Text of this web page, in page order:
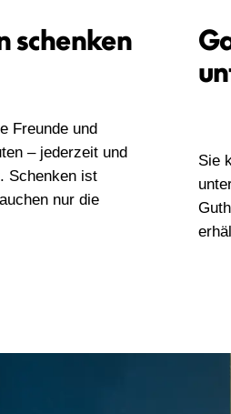
schenken
Freunde und
– jederzeit und
Schenken ist
nur die
Sie